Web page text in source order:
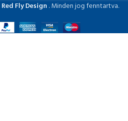
Red Fly Design . Minden jog fenntartva.